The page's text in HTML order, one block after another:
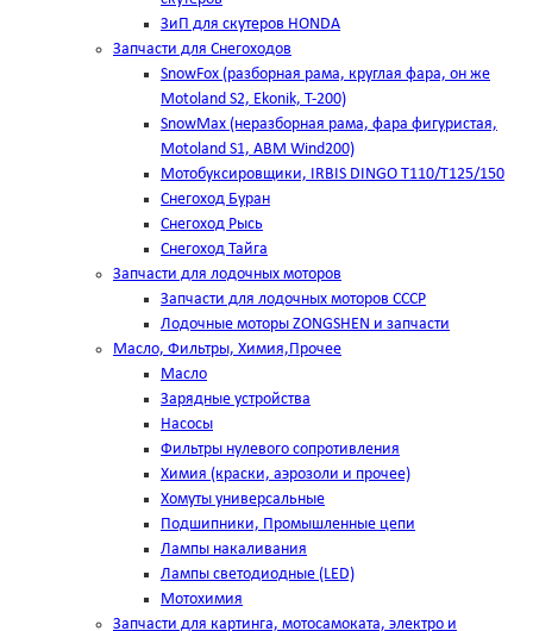
ЗиП для скутеров HONDA
Запчасти для Снегоходов
SnowFox (разборная рама, круглая фара, он же
Motoland S2, Ekonik, T-200)
SnowMax (неразборная рама, фара фигуристая,
Motoland S1, ABM Wind200)
Мотобуксировщики, IRBIS DINGO Т110/Т125/150
Снегоход Буран
Снегоход Рысь
Снегоход Тайга
Запчасти для лодочных моторов
Запчасти для лодочных моторов СССР
Лодочные моторы ZONGSHEN и запчасти
Масло, Фильтры, Химия,Прочее
Масло
Зарядные устройства
Насосы
Фильтры нулевого сопротивления
Химия (краски, аэрозоли и прочее)
Хомуты универсальные
Подшипники, Промышленные цепи
Лампы накаливания
Лампы светодиодные (LED)
Мотохимия
Запчасти для картинга, мотосамоката, электро и